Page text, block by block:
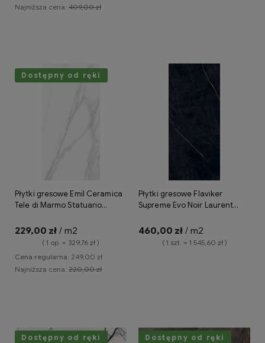
Najniższa cena: 409,00 zł
Płytki gresowe Emil Ceramica
Tele di Marmo Statuario
ED3R
229,00 zł / m2
( 1 op. = 329,76 zł )
Cena regularna: 249,00 zł
Najniższa cena: 220,00 zł
Dostępny od ręki
Płytki gresowe Flaviker
Supreme Evo Noir Laurent
460,00 zł / m2
( 1 szt. = 1 545,60 zł )
Dostępny od ręki Dostępny od ręki